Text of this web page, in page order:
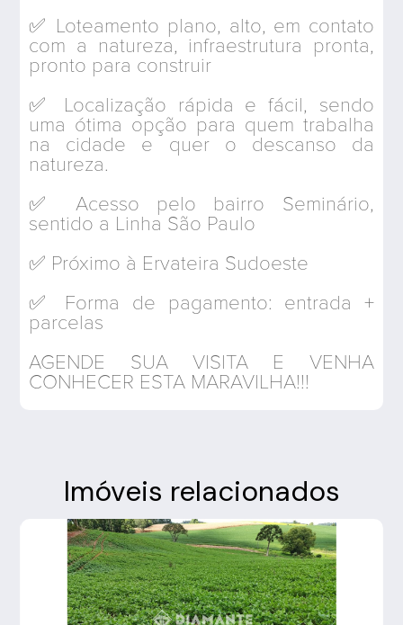
✅ Loteamento plano, alto, em contato
com a natureza, infraestrutura pronta,
pronto para construir
✅ Localização rápida e fácil, sendo
uma ótima opção para quem trabalha
na cidade e quer o descanso da
natureza.
✅ Acesso pelo bairro Seminário,
sentido a Linha São Paulo
✅ Próximo à Ervateira Sudoeste
✅ Forma de pagamento: entrada +
parcelas
AGENDE SUA VISITA E VENHA
CONHECER ESTA MARAVILHA!!!
Imóveis relacionados